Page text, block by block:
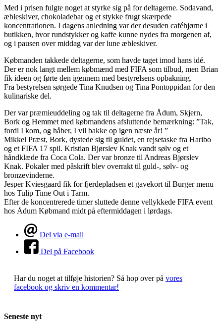
Med i prisen fulgte noget at styrke sig på for deltagerne. Sodavand,
æbleskiver, chokoladebar og et stykke frugt skærpede
koncentrationen. I dagens anledning var der desuden caféhjørne i
butikken, hvor rundstykker og kaffe kunne nydes fra morgenen af,
og i pausen over middag var der lune æbleskiver.
Købmanden takkede deltagerne, som havde taget imod hans idé.
Der er nok langt mellem købmænd med FIFA som tilbud, men Brian
fik ideen og førte den igennem med bestyrelsens opbakning.
Fra bestyrelsen sørgede Tina Knudsen og Tina Pontoppidan for den
kulinariske del.
Der var præmieuddeling og tak til deltagerne fra Ådum, Skjern,
Bork og Hemmet med købmandens afsluttende bemærkning: ”Tak,
fordi I kom, og håber, I vil bakke op igen næste år! ”
Mikkel Præst, Bork, dystede sig til guldet, en rejsetaske fra Haribo
og et FIFA 17 spil. Kristian Bjørslev Knak vandt sølv og et
håndklæde fra Coca Cola. Der var bronze til Andreas Bjørslev
Knak. Pokaler med påskrift blev overrakt til guld-, sølv- og
bronzevinderne.
Jesper Kviesgaard fik for fjerdepladsen et gavekort til Burger menu
hos Tulip Time Out i Tarm.
Efter de koncentrerede timer sluttede denne vellykkede FIFA event
hos Ådum Købmand midt på eftermiddagen i lørdags.
Del via e-mail
Del på Facebook
Har du noget at tilføje historien? Så hop over på vores
facebook og skriv en kommentar!
Seneste nyt